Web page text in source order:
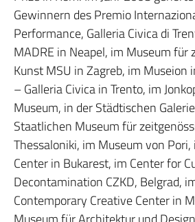
Gewinnern des Premio
Performance, Galleria Civica di
MADRE in Neapel, im Museum für
Kunst MSU in Zagreb, im Museion
– Galleria Civica in Trento, im
Museum, in der Städtischen
Staatlichen Museum für
Thessaloniki, im Museum von
Center in Bukarest, im Center for
Decontamination CZKD, Belgrad,
Contemporary Creative Center in